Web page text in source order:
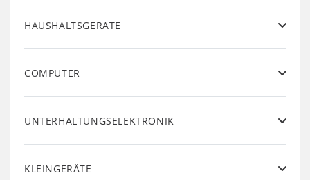
HAUSHALTSGERÄTE
COMPUTER
UNTERHALTUNGSELEKTRONIK
KLEINGERÄTE